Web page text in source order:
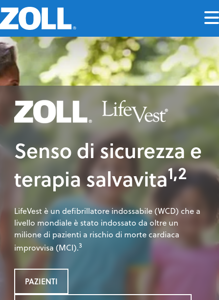
Senso di sicurezza e
terapia salvavita1,2
LifeVest è un defibrillatore indossabile (WCD) che a
livello mondiale è stato indossato da oltre un
milione di pazienti a rischio di morte cardiaca
improvvisa (MCI).3
PAZIENTI